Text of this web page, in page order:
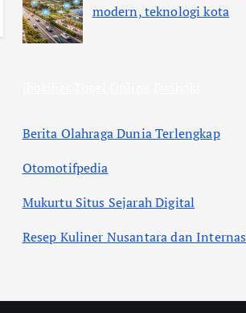
modern, teknologi kota
Berita Olahraga Dunia Terlengkap
Otomotifpedia
Mukurtu Situs Sejarah Digital
Resep Kuliner Nusantara dan